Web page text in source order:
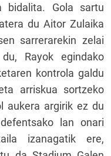
bidalita. Gola sartu
du Aitor Zulaika
sarrerarekin zelai
Rayok egindako
kontrola galdu
arriskua sortzeko
aukera argirik ez du
lan onari
izanagatik ere,